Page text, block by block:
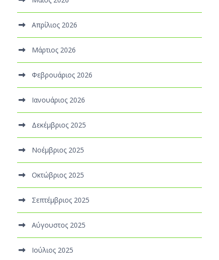
Απρίλιος 2026
Μάρτιος 2026
Φεβρουάριος 2026
Ιανουάριος 2026
Δεκέμβριος 2025
Νοέμβριος 2025
Οκτώβριος 2025
Σεπτέμβριος 2025
Αύγουστος 2025
Ιούλιος 2025